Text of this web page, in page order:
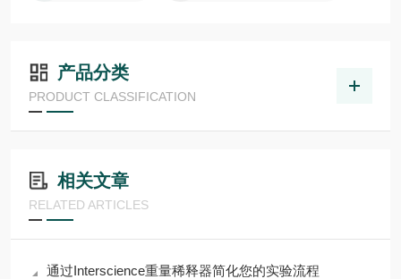
产品分类
PRODUCT CLASSIFICATION
相关文章
RELATED ARTICLES
通过Interscience重量稀释器简化您的实验流程